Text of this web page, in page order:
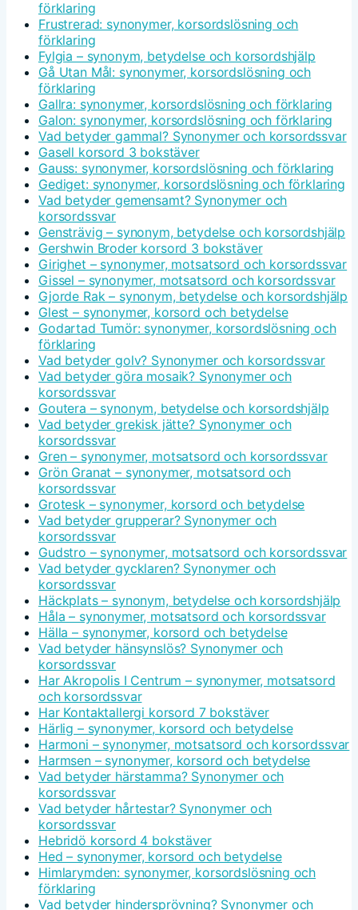
förklaring
Frustrerad: synonymer, korsordslösning och
förklaring
Fylgia – synonym, betydelse och korsordshjälp
Gå Utan Mål: synonymer, korsordslösning och
förklaring
Gallra: synonymer, korsordslösning och förklaring
Galon: synonymer, korsordslösning och förklaring
Vad betyder gammal? Synonymer och korsordssvar
Gasell korsord 3 bokstäver
Gauss: synonymer, korsordslösning och förklaring
Gediget: synonymer, korsordslösning och förklaring
Vad betyder gemensamt? Synonymer och
korsordssvar
Gensträvig – synonym, betydelse och korsordshjälp
Gershwin Broder korsord 3 bokstäver
Girighet – synonymer, motsatsord och korsordssvar
Gissel – synonymer, motsatsord och korsordssvar
Gjorde Rak – synonym, betydelse och korsordshjälp
Glest – synonymer, korsord och betydelse
Godartad Tumör: synonymer, korsordslösning och
förklaring
Vad betyder golv? Synonymer och korsordssvar
Vad betyder göra mosaik? Synonymer och
korsordssvar
Goutera – synonym, betydelse och korsordshjälp
Vad betyder grekisk jätte? Synonymer och
korsordssvar
Gren – synonymer, motsatsord och korsordssvar
Grön Granat – synonymer, motsatsord och
korsordssvar
Grotesk – synonymer, korsord och betydelse
Vad betyder grupperar? Synonymer och
korsordssvar
Gudstro – synonymer, motsatsord och korsordssvar
Vad betyder gycklaren? Synonymer och
korsordssvar
Häckplats – synonym, betydelse och korsordshjälp
Håla – synonymer, motsatsord och korsordssvar
Hälla – synonymer, korsord och betydelse
Vad betyder hänsynslös? Synonymer och
korsordssvar
Har Akropolis I Centrum – synonymer, motsatsord
och korsordssvar
Har Kontaktallergi korsord 7 bokstäver
Härlig – synonymer, korsord och betydelse
Harmoni – synonymer, motsatsord och korsordssvar
Harmsen – synonymer, korsord och betydelse
Vad betyder härstamma? Synonymer och
korsordssvar
Vad betyder hårtestar? Synonymer och
korsordssvar
Hebridö korsord 4 bokstäver
Hed – synonymer, korsord och betydelse
Himlarymden: synonymer, korsordslösning och
förklaring
Vad betyder hindersprövning? Synonymer och